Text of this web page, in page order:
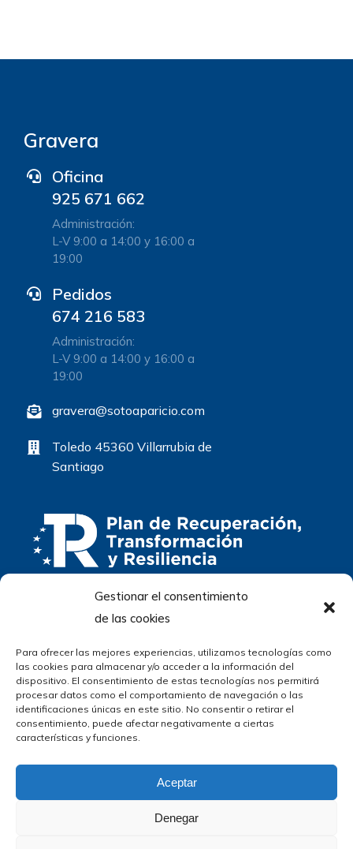
Gestionar el consentimiento
de las cookies
Para ofrecer las mejores experiencias, utilizamos tecnologías como
las cookies para almacenar y/o acceder a la información del
dispositivo. El consentimiento de estas tecnologías nos permitirá
procesar datos como el comportamiento de navegación o las
identificaciones únicas en este sitio. No consentir o retirar el
consentimiento, puede afectar negativamente a ciertas
características y funciones.
Aceptar
Denegar
Gravera
Oficina
925 671 662
Administración:
L-V 9:00 a 14:00 y 16:00 a
19:00
Pedidos
674 216 583
Administración:
L-V 9:00 a 14:00 y 16:00 a
19:00
gravera@sotoaparicio.com
Toledo 45360 Villarrubia de
Santiago
diseño web: pixelcero.com